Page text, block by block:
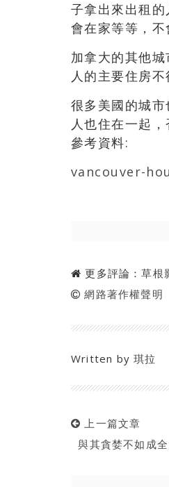
子拿出來出租
會在家等等，不
加拿大的其他
人的主要住房
很多美國的城
人也住在一起
參考資料:
vancouver-
更多評論：草根
網路著作權聲明
Written by琪拉
上一篇文章
與其貪婪不如成